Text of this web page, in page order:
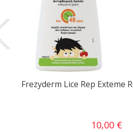
Frezyderm Lice Rep Exteme
10,00 €